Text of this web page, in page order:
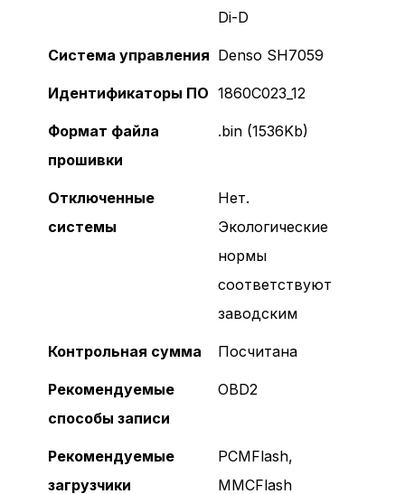
Di-D
Система управления Denso SH7059
Идентификаторы ПО 1860C023_12
Формат файла
прошивки
.bin (1536Kb)
Отключенные
системы
Нет.
Экологические
нормы
соответствуют
заводским
Контрольная сумма Посчитана
Рекомендуемые
способы записи
OBD2
Рекомендуемые
загрузчики
PCMFlash,
MMCFlash
Без сертификата
Логин и пароль
Забыли пароль?